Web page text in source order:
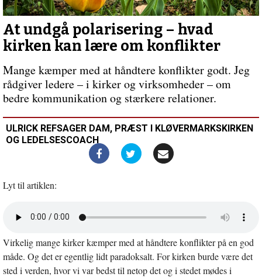
At undgå polarisering – hvad
kirken kan lære om konflikter
Mange kæmper med at håndtere konflikter godt. Jeg
rådgiver ledere – i kirker og virksomheder – om
bedre kommunikation og stærkere relationer.
ULRICK REFSAGER DAM, PRÆST I KLØVERMARKSKIRKEN
OG LEDELSESCOACH
Lyt til artiklen:
nyt
vindue
Virkelig mange kirker kæmper med at håndtere konflikter på en god
måde. Og det er egentlig lidt paradoksalt. For kirken burde være det
sted i verden, hvor vi var bedst til netop det og i stedet mødes i